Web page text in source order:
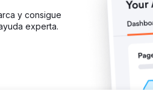
en la página 1 para
potenciales entrantes
orgánica, lo que respalda la
y consigue
experta.